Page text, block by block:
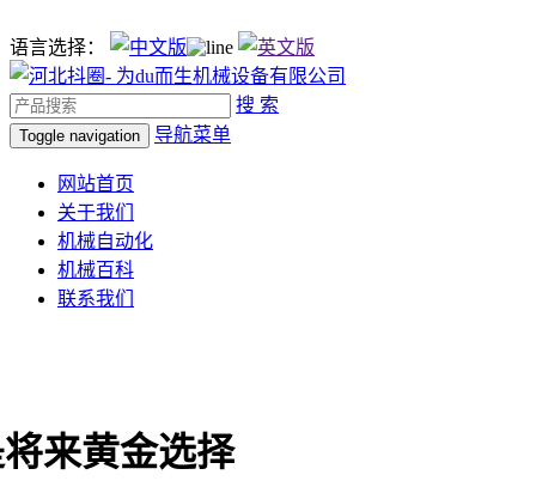
语言选择：
搜 索
Toggle navigation 导航菜单
网站首页
关于我们
机械自动化
机械百科
联系我们
来黄金选择